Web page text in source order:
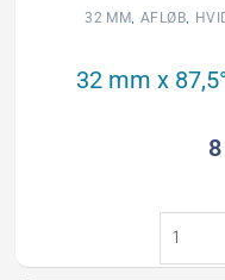
hvid
antal
32 MM, AFLØB,
32 mm x
8
32
mm
x